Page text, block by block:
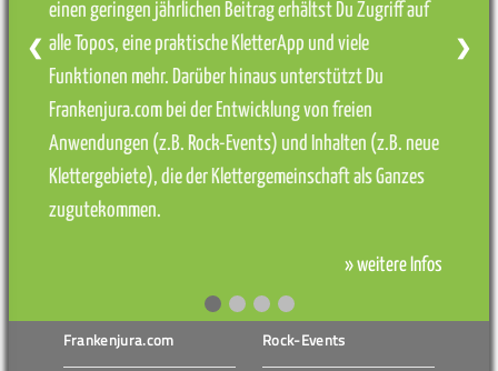
einen geringen jährlichen Beitrag erhältst Du Zugriff auf
alle Topos, eine praktische KletterApp und viele
Funktionen mehr. Darüber hinaus unterstützt Du
Frankenjura.com bei der Entwicklung von freien
Anwendungen (z.B. Rock-Events) und Inhalten (z.B. neue
Klettergebiete), die der Klettergemeinschaft als Ganzes
zugutekommen.
» weitere Infos
❮ ❯
Frankenjura.com Rock-Events